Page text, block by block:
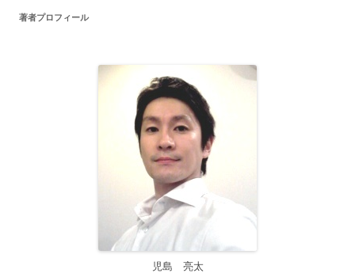
ゲ
著者プロフィール
児島 亮太